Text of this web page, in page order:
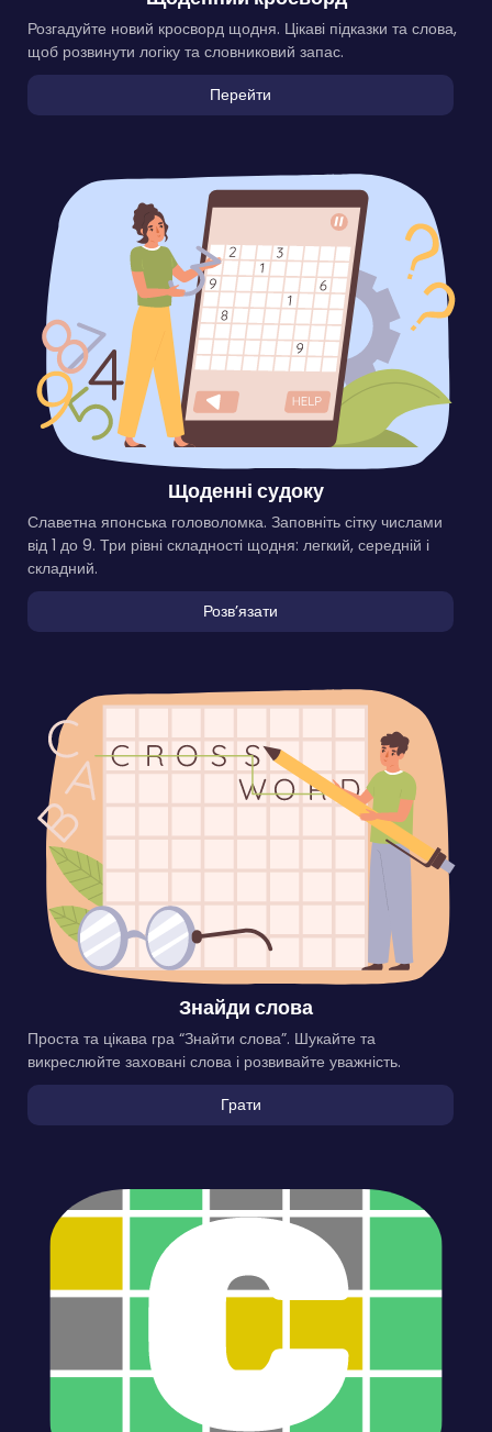
Розгадуйте новий кросворд щодня. Цікаві підказки та слова,
щоб розвинути логіку та словниковий запас.
Перейти
Щоденні судоку
Славетна японська головоломка. Заповніть сітку числами
від 1 до 9. Три рівні складності щодня: легкий, середній і
складний.
Розвʼязати
Знайди слова
Проста та цікава гра “Знайти слова”. Шукайте та
викреслюйте заховані слова і розвивайте уважність.
Грати